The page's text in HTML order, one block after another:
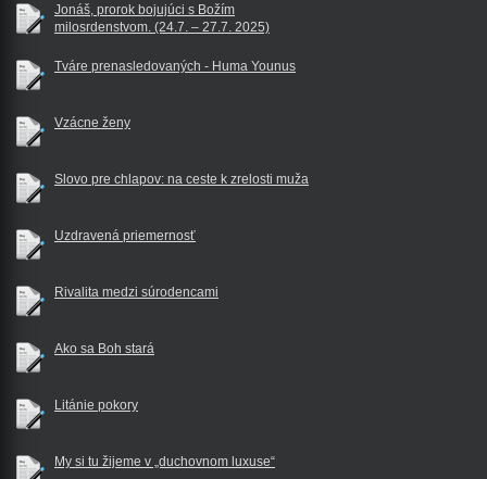
Jonáš, prorok bojujúci s Božím
milosrdenstvom. (24.7. – 27.7. 2025)
Tváre prenasledovaných - Huma Younus
Vzácne ženy
Slovo pre chlapov: na ceste k zrelosti muža
Uzdravená priemernosť
Rivalita medzi súrodencami
Ako sa Boh stará
Litánie pokory
My si tu žijeme v „duchovnom luxuse“